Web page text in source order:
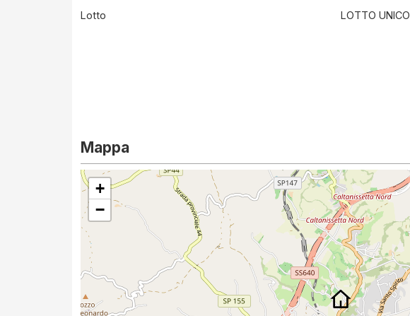
Lotto
LOTTO UNICO
Mappa
+
−